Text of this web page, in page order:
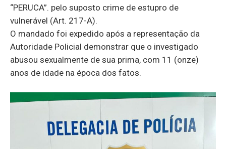
“PERUCA”. pelo suposto crime de estupro de
vulnerável (Art. 217-A).
O mandado foi expedido após a representação da
Autoridade Policial demonstrar que o investigado
abusou sexualmente de sua prima, com 11 (onze)
anos de idade na época dos fatos.